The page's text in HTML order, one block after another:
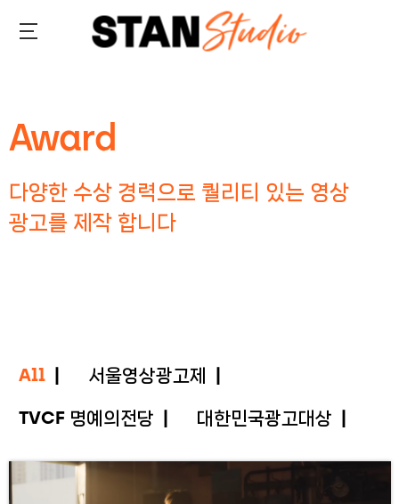
Award
다양한 수상 경력으로 퀄리티 있는 영상
광고를 제작 합니다
All
서울영상광고제
TVCF 명예의전당
대한민국광고대상